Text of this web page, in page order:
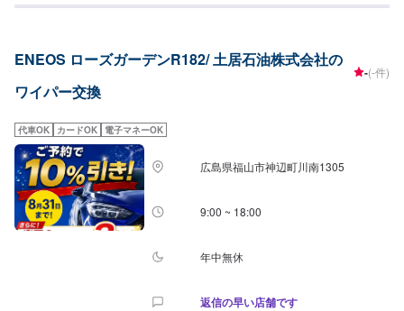
ENEOS ローズガーデンR182/ 土居石油株式会社の
ワイパー交換
-(-件)
代車OK カードOK 電子マネーOK
広島県福山市神辺町川南1305
9:00 ~ 18:00
年中無休
返信の早い店舗です